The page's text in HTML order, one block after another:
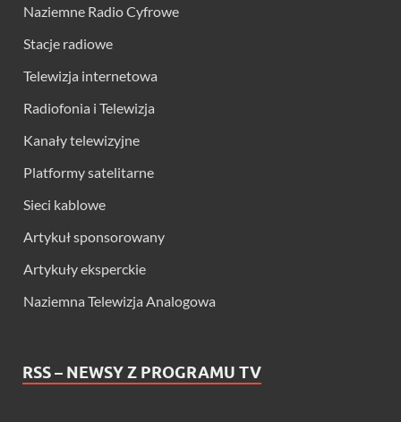
Naziemne Radio Cyfrowe
Stacje radiowe
Telewizja internetowa
Radiofonia i Telewizja
Kanały telewizyjne
Platformy satelitarne
Sieci kablowe
Artykuł sponsorowany
Artykuły eksperckie
Naziemna Telewizja Analogowa
RSS – NEWSY Z PROGRAMU TV